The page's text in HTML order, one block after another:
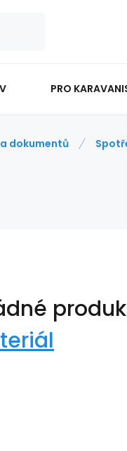
PRO
PRO ŠKOLÁKY
dokumentů